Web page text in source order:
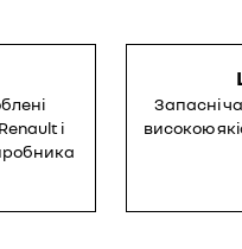
і
Запасні
високою